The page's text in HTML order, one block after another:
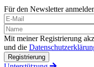
Für den Newsletter
Mit meiner Registrierung
und die
Registrierung